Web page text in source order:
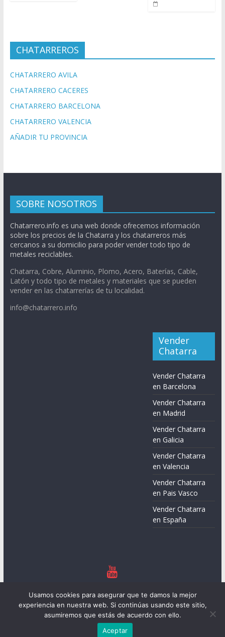
CHATARREROS
CHATARRERO AVILA
CHATARRERO CACERES
CHATARRERO BARCELONA
CHATARRERO VALENCIA
AÑADIR TU PROVINCIA
SOBRE NOSOTROS
Chatarrero.info es una web donde ofrecemos información
sobre los precios de la Chatarra y los chatarreros más
cercanos a su domicilio para poder vender todo tipo de
metales reciclables.
Chatarra, Cobre, Aluminio, Plomo, Acero, Baterías, Cable,
Latón y todo tipo de metales y materiales que se pueden
vender en las chatarrerías de tu localidad.
info@chatarrero.info
Vender
Chatarra
Vender Chatarra
en Barcelona
Vender Chatarra
en Madrid
Vender Chatarra
en Galicia
Vender Chatarra
en Valencia
Vender Chatarra
en Pais Vasco
Vender Chatarra
en España
derechos reservados.
Tema:ColorMagpor ThemeGrill. Funciona conWordPress
Usamos cookies para asegurar que te damos la mejor
experiencia en nuestra web. Si continúas usando este sitio,
asumiremos que estás de acuerdo con ello.
Aceptar